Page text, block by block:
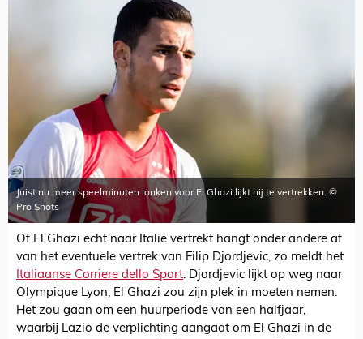
Juist nu meer speelminuten lonken voor El Ghazi lijkt hij te vertrekken. ©
Pro Shots
Of El Ghazi echt naar Italië vertrekt hangt onder andere af
van het eventuele vertrek van Filip Djordjevic, zo meldt het
Italiaanse Corriere dello Sport. Djordjevic lijkt op weg naar
Olympique Lyon, El Ghazi zou zijn plek in moeten nemen.
Het zou gaan om een huurperiode van een halfjaar,
waarbij Lazio de verplichting aangaat om El Ghazi in de